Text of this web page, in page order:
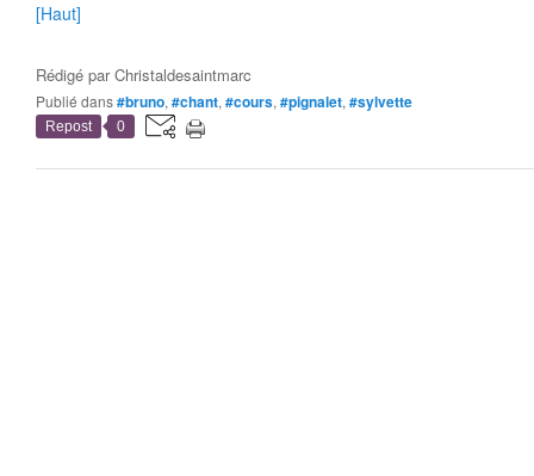
[Haut]
Rédigé parChristaldesaintmarc
Publié dans#bruno, #chant, #cours, #pignalet, #sylvette
Repost 0